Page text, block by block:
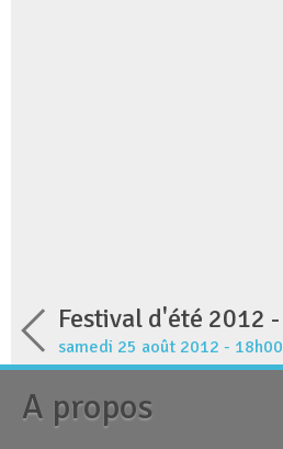
samedi 25 août 2012 - 18h00
A propos